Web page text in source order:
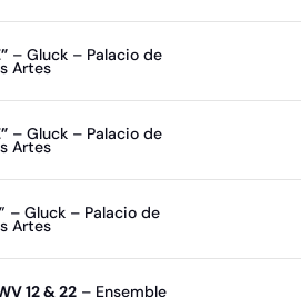
– Gluck – Palacio de
Artes
– Gluck – Palacio de
Artes
– Gluck – Palacio de
Artes
12 & 22 – Ensemble